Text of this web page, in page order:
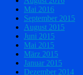
Mai 2016
September 2015
August 2015
Juni 2015
Mai 2015
März 2015
Januar 2015
Dezember 2014